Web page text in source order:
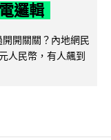
邏輯
開關關？內地網民
人民幣，有人飆到